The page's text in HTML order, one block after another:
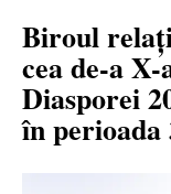
Biroul
cea de-a
Diasporei
în perioada